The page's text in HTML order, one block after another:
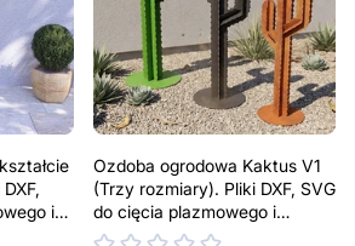
i
na
Ozdoba ogrodowa Kaktus V1
(Trzy rozmiary). Pliki DXF, SVG
do cięcia plazmowego i
laserowego. Dekoracja na